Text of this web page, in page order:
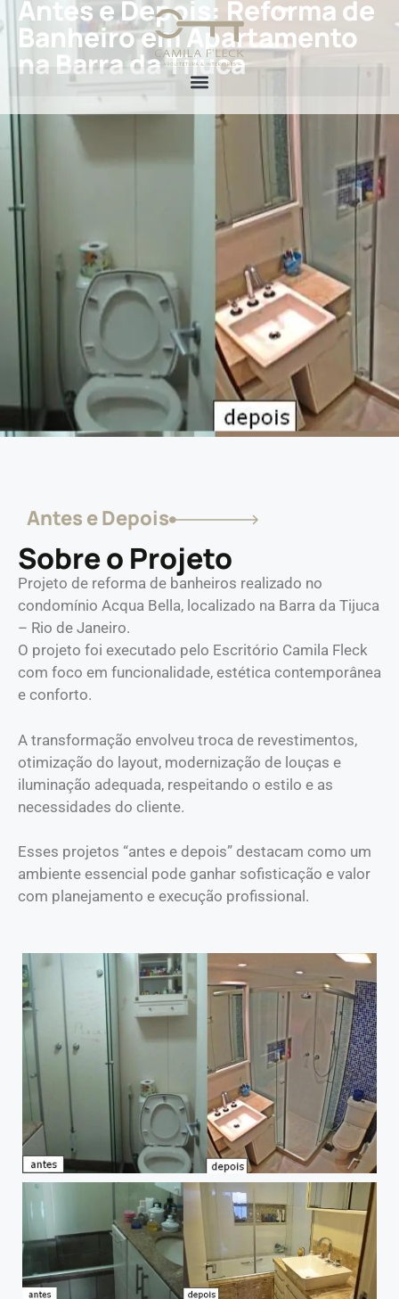
Antes e Depois: Reforma de
Banheiro em Apartamento
na Barra da Tijuca
Antes e Depois
Sobre o Projeto
Projeto de reforma de banheiros realizado no
condomínio Acqua Bella, localizado na Barra da Tijuca
– Rio de Janeiro.
O projeto foi executado pelo Escritório Camila Fleck
com foco em funcionalidade, estética contemporânea
e conforto.
A transformação envolveu troca de revestimentos,
otimização do layout, modernização de louças e
iluminação adequada, respeitando o estilo e as
necessidades do cliente.
Esses projetos “antes e depois” destacam como um
ambiente essencial pode ganhar sofisticação e valor
com planejamento e execução profissional.